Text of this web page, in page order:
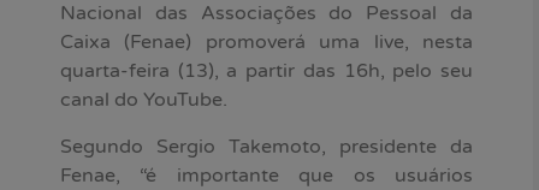
Nacional das Associações do Pessoal da
Caixa (Fenae) promoverá uma live, nesta
quarta-feira (13), a partir das 16h, pelo seu
canal do YouTube.
Segundo Sergio Takemoto, presidente da
Fenae, “é importante que os usuários